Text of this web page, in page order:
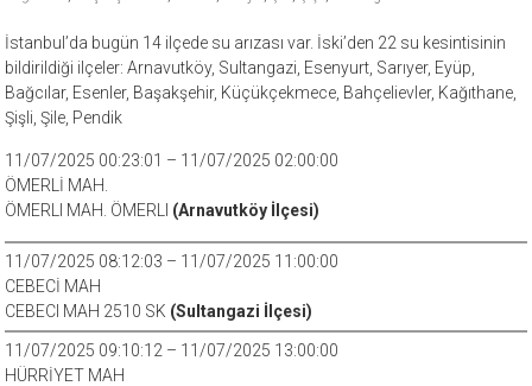
İstanbul’da bugün 14 ilçede su arızası var. İski’den 22 su kesintisinin
bildirildiği ilçeler: Arnavutköy, Sultangazi, Esenyurt, Sarıyer, Eyüp,
Bağcılar, Esenler, Başakşehir, Küçükçekmece, Bahçelievler, Kağıthane,
Şişli, Şile, Pendik
11/07/2025 00:23:01 – 11/07/2025 02:00:00
ÖMERLİ MAH.
ÖMERLI MAH. ÖMERLI (Arnavutköy İlçesi)
11/07/2025 08:12:03 – 11/07/2025 11:00:00
CEBECİ MAH
CEBECI MAH 2510 SK (Sultangazi İlçesi)
11/07/2025 09:10:12 – 11/07/2025 13:00:00
HÜRRİYET MAH